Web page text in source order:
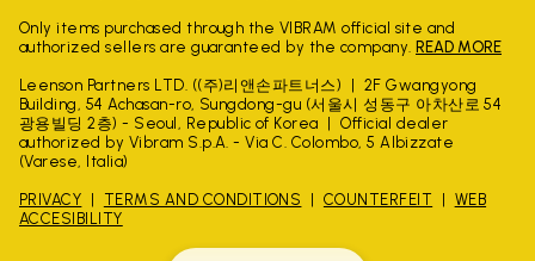
Only items purchased through the VIBRAM official site and
authorized sellers are guaranteed by the company. READ MORE
Leenson Partners LTD. ((주)리앤손파트너스)
2F Gwangyong
Building, 54 Achasan-ro, Sungdong-gu (서울시 성동구 아차산로 54
광용빌딩 2층) - Seoul, Republic of Korea
Official dealer
authorized by Vibram S.p.A. - Via C. Colombo, 5 Albizzate
(Varese, Italia)
PRIVACY TERMS AND CONDITIONS COUNTERFEIT
WEB
ACCESIBILITY